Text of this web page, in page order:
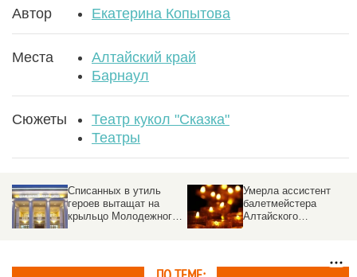
Автор Екатерина Копытова
Места
Алтайский край
Барнаул
Сюжеты
Театр кукол "Сказка"
Театры
Культурное
приглашение. Какую
Новогоднюю сказку и
Рэп-драма «Слово о
полку Игореве»
прогремела в